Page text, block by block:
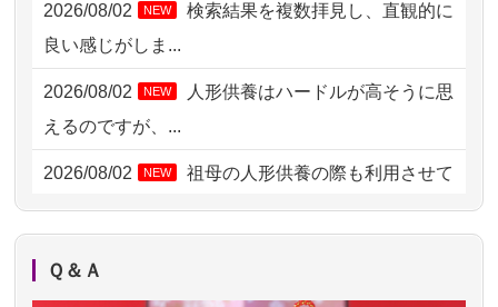
2026/08/02 06:46 相模原の方からお申込み
2026/08/01 19:28
2026/08/01 17:10 東京都の方からお申込み
2026/08/01 11:07 さいたの方からお申込み
2026/07/31 17:28
2026/08/02 NEW
検索結果を複数拝見し、直観的に
良い感じがしま...
2026/08/02 NEW
人形供養はハードルが高そうに思
えるのですが、...
2026/08/02 NEW
祖母の人形供養の際も利用させて
いただき安心感がある
Ｑ＆Ａ